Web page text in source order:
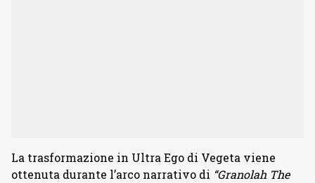
La trasformazione in Ultra Ego di Vegeta viene
ottenuta durante l’arco narrativo di “Granolah The